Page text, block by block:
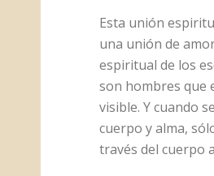
Esta unión
una unión de
espiritual de los
son hombres que
visible. Y cuando
cuerpo y alma,
través del cuerpo